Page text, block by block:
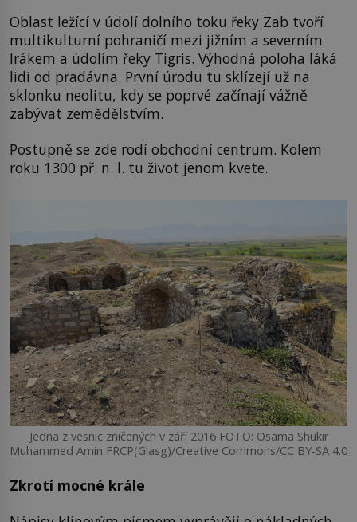
Oblast ležící v údolí dolního toku řeky Zab tvoří
multikulturní pohraničí mezi jižním a severním
Irákem a údolím řeky Tigris. Výhodná poloha láká
lidi od pradávna. První úrodu tu sklízejí už na
sklonku neolitu, kdy se poprvé začínají vážně
zabývat zemědělstvím.
Postupně se zde rodí obchodní centrum. Kolem
roku 1300 př. n. l. tu život jenom kvete.
Jedna z vesnic zničených v září 2016 FOTO: Osama Shukir
Muhammed Amin FRCP(Glasg)/Creative Commons/CC BY-SA 4.0
Zkrotí mocné krále